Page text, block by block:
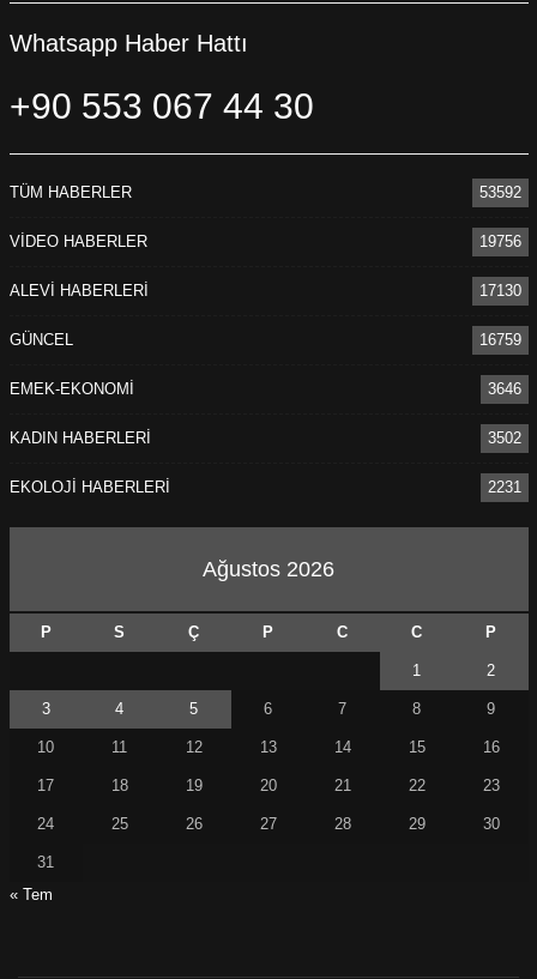
Whatsapp Haber Hattı
+90 553 067 44 30
TÜM HABERLER 53592
VİDEO HABERLER 19756
ALEVİ HABERLERİ 17130
GÜNCEL 16759
EMEK-EKONOMİ 3646
KADIN HABERLERİ 3502
EKOLOJİ HABERLERİ 2231
Ağustos 2026
P S Ç P C C P
1 2
3 4 5 6 7 8 9
10 11 12 13 14 15 16
17 18 19 20 21 22 23
24 25 26 27 28 29 30
31
« Tem